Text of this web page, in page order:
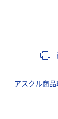
アスクル商